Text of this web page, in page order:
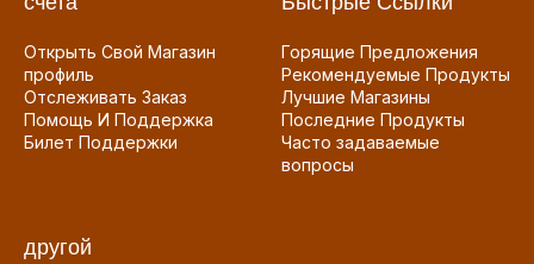
Открыть Свой Магазин
профиль
Отслеживать Заказ
Помощь И Поддержка
Билет Поддержки
Горящие Предложения
Рекомендуемые Продукты
Лучшие Магазины
Последние Продукты
Часто задаваемые
вопросы
другой